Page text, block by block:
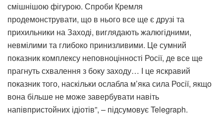
смішнішою фігурою. Спроби Кремля
продемонструвати, що в нього все ще є друзі та
прихильники на Заході, виглядають жалюгідними,
невмілими та глибоко принизливими. Це сумний
показник комплексу неповноцінності Росії, де все ще
прагнуть схвалення з боку заходу… І це яскравий
показник того, наскільки ослабла м’яка сила Росії, якщо
вона більше не може завербувати навіть
напівпристойних ідіотів”, – підсумовує Telegraph.